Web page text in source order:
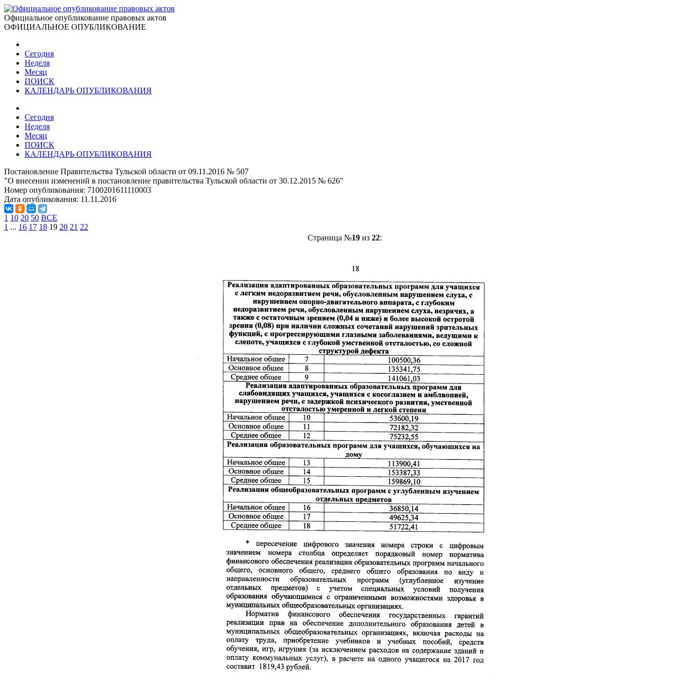
Официальное опубликование правовых актов
ОФИЦИАЛЬНОЕ ОПУБЛИКОВАНИЕ
Сегодня
Неделя
Месяц
ПОИСК
КАЛЕНДАРЬ ОПУБЛИКОВАНИЯ
Сегодня
Неделя
Месяц
ПОИСК
КАЛЕНДАРЬ ОПУБЛИКОВАНИЯ
Постановление Правительства Тульской области от 09.11.2016 № 507
"О внесении изменений в постановление правительства Тульской области от 30.12.2015 № 626"
Номер опубликования: 7100201611110003
Дата опубликования: 11.11.2016
1 10 20 50 ВСЕ
1 ... 16 17 18 19 20 21 22
Страница №19из 22: